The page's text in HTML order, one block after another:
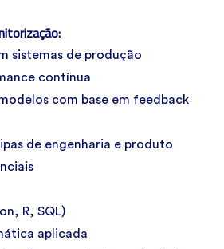
sistemas de produção
contínua
com base em feedback
de engenharia e produto
, R, SQL)
aplicada